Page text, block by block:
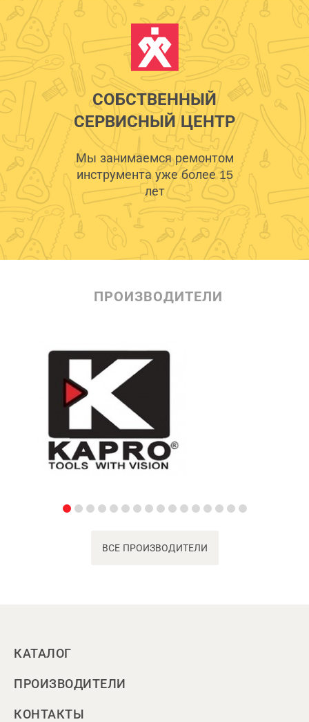
СОБСТВЕННЫЙ
СЕРВИСНЫЙ ЦЕНТР
Мы занимаемся ремонтом
инструмента уже более 15
лет
ПРОИЗВОДИТЕЛИ
ВСЕ ПРОИЗВОДИТЕЛИ
КАТАЛОГ
ПРОИЗВОДИТЕЛИ
КОНТАКТЫ